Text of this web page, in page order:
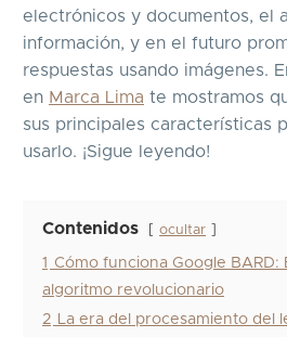
electrónicos y documentos, el
información, y en el futuro
respuestas usando imágenes.
en Marca Lima te mostramos
sus principales características
usarlo. ¡Sigue leyendo!
Contenidos ocultar
1 Cómo funciona Google BARD:
algoritmo revolucionario
2
La era del procesamiento del